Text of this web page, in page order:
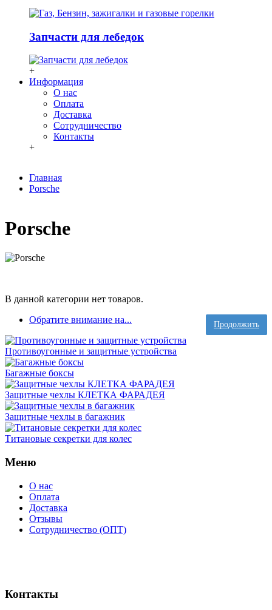
Запчасти для лебедок
+
Информация
О нас
Оплата
Доставка
Сотрудничество
Контакты
+
Главная
Porsche
Porsche
В данной категории нет товаров.
Продолжить
Обратите внимание на...
Противоугонные и защитные устройства
Багажные боксы
Защитные чехлы КЛЕТКА ФАРАДЕЯ
Защитные чехлы в багажник
Титановые секретки для колес
Меню
О нас
Оплата
Доставка
Отзывы
Сотрудничество (ОПТ)
Контакты